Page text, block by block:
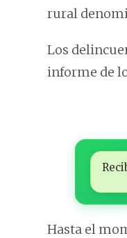
rural
Los
informe de
Hasta el